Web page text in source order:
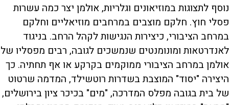
נוסף לתצוגות במוזיאונים וגלריות, אולמן יצר כמה עשרות
פסלי חוץ. חלקם מוצבים במרחבים מוזיאליים וחלקם
במרחב הציבורי, כיצירות הנגישות לקהל הרחב. בניגוד
לאנדרטאות ומונומנטים שנמשכים לגובה, רבים מפסליו של
אולמן במרחב הציבורי ממוקמים בקרקע או אף תחתיה. כך
היצירה "יסוד" המוצבת בשדרות רוטשילד, המדמה שרטוט
של בית בגובה מפלס המדרכה, "מים" בכיכר ציון בירושלים,